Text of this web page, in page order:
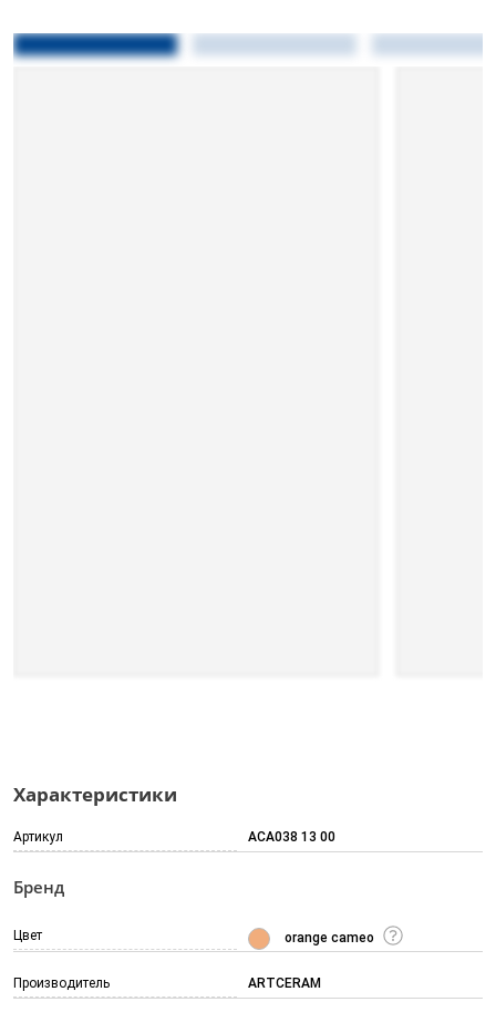
Характеристики
Артикул ACA038 13 00
Бренд
Цвет orange cameo
Производитель ARTCERAM